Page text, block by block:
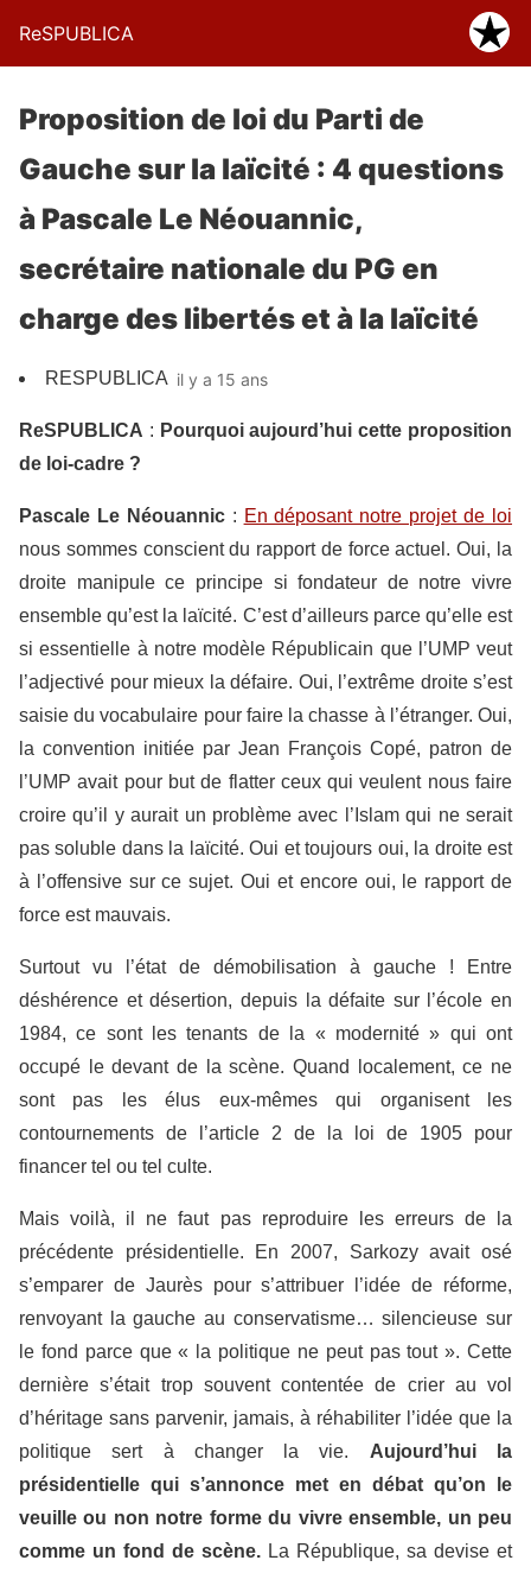
ReSPUBLICA
Proposition de loi du Parti de
Gauche sur la laïcité : 4 questions
à Pascale Le Néouannic,
secrétaire nationale du PG en
charge des libertés et à la laïcité
RESPUBLICA il y a 15 ans
ReSPUBLICA : Pourquoi aujourd’hui cette proposition
de loi-cadre ?
Pascale Le Néouannic : En déposant notre projet de loi
nous sommes conscient du rapport de force actuel. Oui, la
droite manipule ce principe si fondateur de notre vivre
ensemble qu’est la laïcité. C’est d’ailleurs parce qu’elle est
si essentielle à notre modèle Républicain que l’UMP veut
l’adjectivé pour mieux la défaire. Oui, l’extrême droite s’est
saisie du vocabulaire pour faire la chasse à l’étranger. Oui,
la convention initiée par Jean François Copé, patron de
l’UMP avait pour but de flatter ceux qui veulent nous faire
croire qu’il y aurait un problème avec l’Islam qui ne serait
pas soluble dans la laïcité. Oui et toujours oui, la droite est
à l’offensive sur ce sujet. Oui et encore oui, le rapport de
force est mauvais.
Surtout vu l’état de démobilisation à gauche ! Entre
déshérence et désertion, depuis la défaite sur l’école en
1984, ce sont les tenants de la « modernité » qui ont
occupé le devant de la scène. Quand localement, ce ne
sont pas les élus eux-mêmes qui organisent les
contournements de l’article 2 de la loi de 1905 pour
financer tel ou tel culte.
Mais voilà, il ne faut pas reproduire les erreurs de la
précédente présidentielle. En 2007, Sarkozy avait osé
s’emparer de Jaurès pour s’attribuer l’idée de réforme,
renvoyant la gauche au conservatisme… silencieuse sur
le fond parce que « la politique ne peut pas tout ». Cette
dernière s’était trop souvent contentée de crier au vol
d’héritage sans parvenir, jamais, à réhabiliter l’idée que la
politique sert à changer la vie. Aujourd’hui la
présidentielle qui s’annonce met en débat qu’on le
veuille ou non notre forme du vivre ensemble, un peu
comme un fond de scène. La République, sa devise et